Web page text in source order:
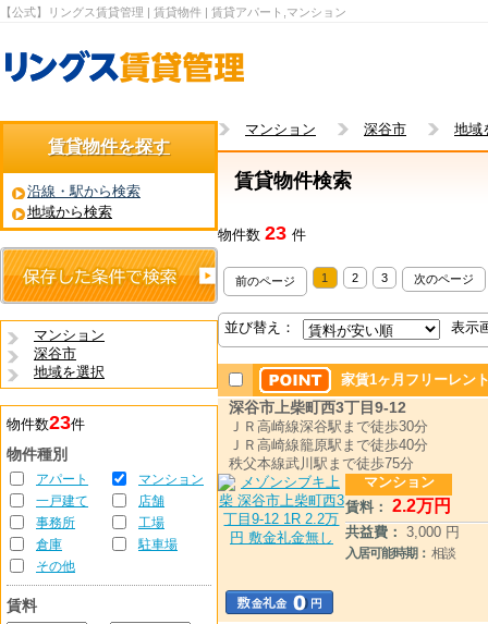
【公式】リングス賃貸管理 | 賃貸物件 | 賃貸アパート,マンション
賃貸物件を探す
沿線・駅から検索
地域から検索
マンション
深谷市
地域を選択
物件数23件
物件種別
アパート
マンション
一戸建て
店舗
事務所
工場
倉庫
駐車場
その他
賃料
マンション 深谷市 地域
賃貸物件検索
物件数 23 件
前のページ 1 2 3 次のページ
並び替え： 表示
家賃1ヶ月フリーレン
深谷市上柴町西3丁目9-12
ＪＲ高崎線深谷駅まで徒歩30分
ＪＲ高崎線籠原駅まで徒歩40分
秩父本線武川駅まで徒歩75分
マンション
賃料： 2.2万円
共益費： 3,000 円
入居可能時期： 相談